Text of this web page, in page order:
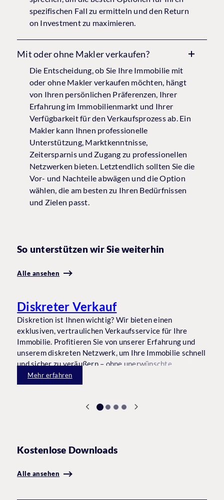
spezifischen Fall zu ermitteln und den Return
on Investment zu maximieren.
Mit oder ohne Makler verkaufen?
Die Entscheidung, ob Sie Ihre Immobilie mit
oder ohne Makler verkaufen möchten, hängt
von Ihren persönlichen Präferenzen, Ihrer
Erfahrung im Immobilienmarkt und Ihrer
Verfügbarkeit für den Verkaufsprozess ab. Ein
Makler kann Ihnen professionelle
Unterstützung, Marktkenntnisse,
Zeitersparnis und Zugang zu professionellen
Netzwerken bieten. Letztendlich sollten Sie die
Vor- und Nachteile abwägen und die Option
wählen, die am besten zu Ihren Bedürfnissen
und Zielen passt.
So unterstützen wir Sie weiterhin
Alle ansehen
Diskreter Verkauf
Diskretion ist Ihnen wichtig? Wir bieten einen
exklusiven, vertraulichen Verkaufsservice für Ihre
Immobilie. Profitieren Sie von unserer Erfahrung und
unserem diskreten Netzwerk, um Ihre Immobilie schnell
und sicher zu veräußern – ohne unerwünschte
Aufmerksamkeit.
Mehr erfahren
Kostenlose Downloads
Alle ansehen